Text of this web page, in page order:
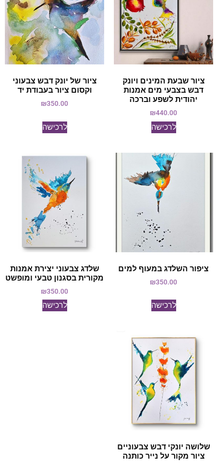
ציור שבעת המינים ויונק
דבש בצבעי מים אמנות
יהודית לשפע וברכה
₪440.00
לרכישה
ציור של יונק דבש צבעוני
וקסום ציור בעבודת יד
₪350.00
לרכישה
ציפור השלדג במעוף למים
₪350.00
לרכישה
שלדג צבעוני יצירת אמנות
מקורית בסגנון טבעי ומופשט
₪350.00
לרכישה
שלושה יונקי דבש צבעוניים
ציור מקור על נייר כותנה